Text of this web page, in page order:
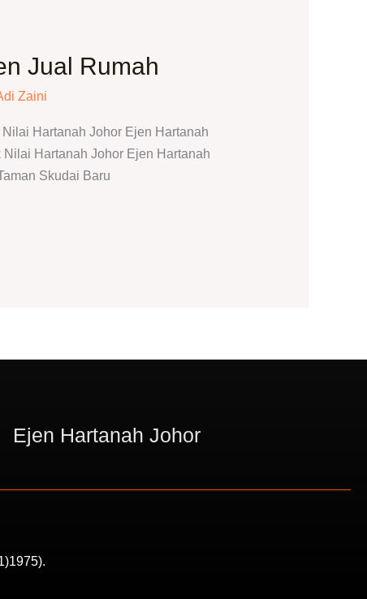
Jual Rumah
Zaini
Hartanah Johor Ejen Hartanah
Hartanah Johor Ejen Hartanah
Skudai Baru
Ejen Hartanah Johor